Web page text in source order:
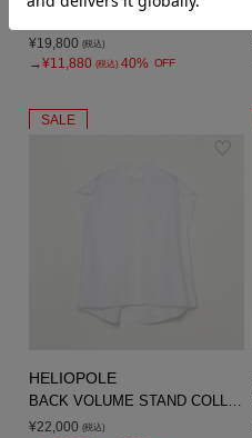
¥19,800 (税込)
→¥11,880 (税込) 40% OFF
SALE
HELIOPOLE
BACK VOLUME STAND COLLAR SHIRT
¥22,000 (税込)